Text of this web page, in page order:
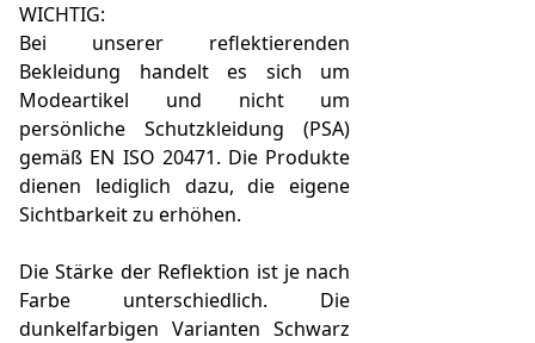
WICHTIG:
Bei unserer reflektierenden
Bekleidung handelt es sich um
Modeartikel und nicht um
persönliche Schutzkleidung (PSA)
gemäß EN ISO 20471. Die Produkte
dienen lediglich dazu, die eigene
Sichtbarkeit zu erhöhen.
Die Stärke der Reflektion ist je nach
Farbe unterschiedlich. Die
dunkelfarbigen Varianten Schwarz